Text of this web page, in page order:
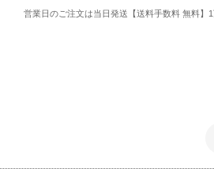
営業日のご注文は当日発送【送料手数料 無料